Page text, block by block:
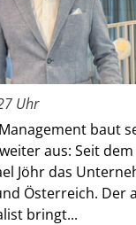
Uhr
baut
aus: Seit dem
Jöhr das
Österreich. Der
bringt...